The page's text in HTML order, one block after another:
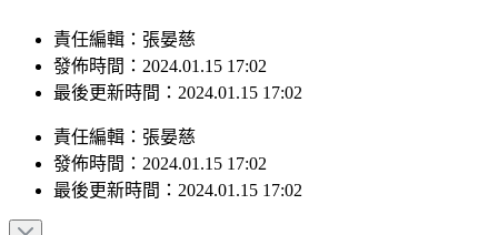
責任編輯：張晏慈
發佈時間：2024.01.15 17:02
最後更新時間：2024.01.15 17:02
責任編輯 ： 張晏慈
發佈時間： 2024.01.15 17:02
最後更新時間： 2024.01.15 17:02